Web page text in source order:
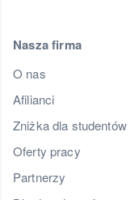
Nasza firma
O nas
Afilianci
Zniżka dla studentów
Oferty pracy
Partnerzy